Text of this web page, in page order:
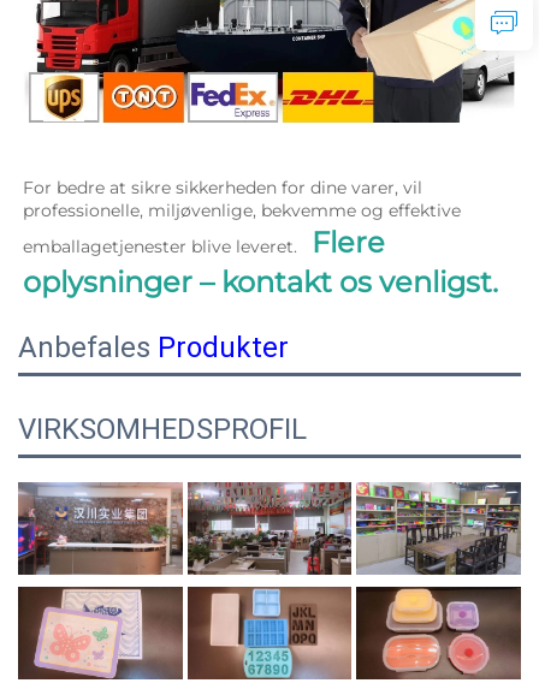
For bedre at sikre sikkerheden for dine varer, vil
professionelle, miljøvenlige, bekvemme og effektive
emballagetjenester blive leveret.
Flere
oplysninger – kontakt os venligst.
Anbefales Produkter
VIRKSOMHEDSPROFIL